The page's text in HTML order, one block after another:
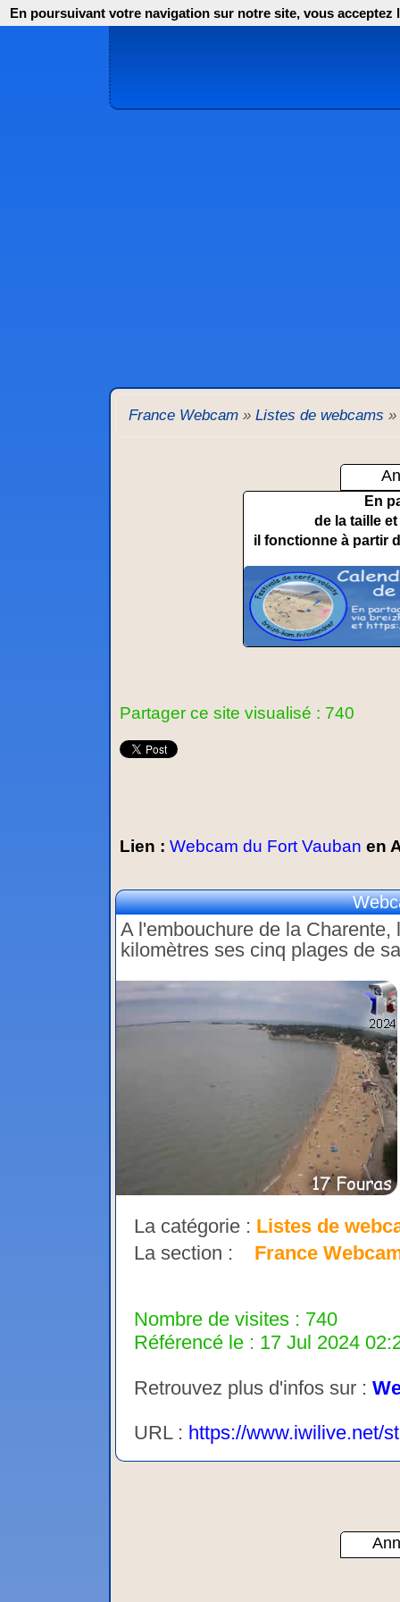
France Webcam » Listes de webcams »
En
de la taille
il fonctionne à partir
Partager ce site visualisé : 740
Lien : Webcam du Fort Vauban en
A l'embouchure de la
kilomètres ses cinq plages de
La catégorie : Listes de
La section : France
Nombre de visites : 740
Référencé le : 17 Jul 2024
Retrouvez plus d'infos sur :
URL : https://www.iwilive.net/
En poursuivant votre navigation sur notre site, vous